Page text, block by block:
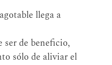
llega a
de beneficio,
sólo de aliviar el